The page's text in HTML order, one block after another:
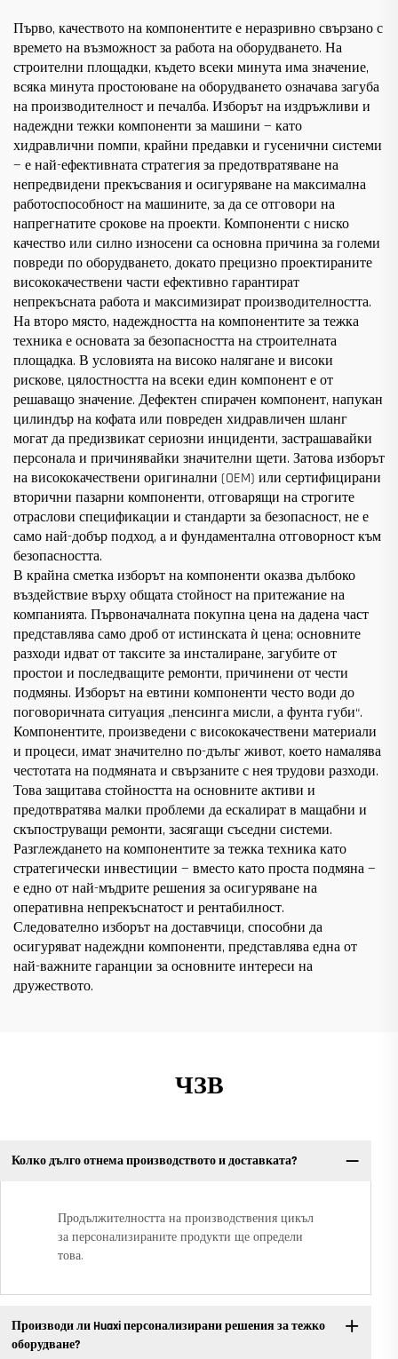
Първо, качеството на компонентите е неразривно свързано с
времето на възможност за работа на оборудването. На
строителни площадки, където всеки минута има значение,
всяка минута простоюване на оборудването означава загуба
на производителност и печалба. Изборът на издръжливи и
надеждни тежки компоненти за машини — като
хидравлични помпи, крайни предавки и гусенични системи
— е най-ефективната стратегия за предотвратяване на
непредвидени прекъсвания и осигуряване на максимална
работоспособност на машините, за да се отговори на
напрегнатите срокове на проекти. Компоненти с ниско
качество или силно износени са основна причина за големи
повреди по оборудването, докато прецизно проектираните
висококачествени части ефективно гарантират
непрекъсната работа и максимизират производителността.
На второ място, надеждността на компонентите за тежка
техника е основата за безопасността на строителната
площадка. В условията на високо налягане и високи
рискове, цялостността на всеки един компонент е от
решаващо значение. Дефектен спирачен компонент, напукан
цилиндър на кофата или повреден хидравличен шланг
могат да предизвикат сериозни инциденти, застрашавайки
персонала и причинявайки значителни щети. Затова изборът
на висококачествени оригинални (OEM) или сертифицирани
вторични пазарни компоненти, отговарящи на строгите
отраслови спецификации и стандарти за безопасност, не е
само най-добър подход, а и фундаментална отговорност към
безопасността.
В крайна сметка изборът на компоненти оказва дълбоко
въздействие върху общата стойност на притежание на
компанията. Първоначалната покупна цена на дадена част
представлява само дроб от истинската ѝ цена; основните
разходи идват от таксите за инсталиране, загубите от
простои и последващите ремонти, причинени от чести
подмяны. Изборът на евтини компоненти често води до
поговоричната ситуация „пенсинга мисли, а фунта губи“.
Компонентите, произведени с висококачествени материали
и процеси, имат значително по-дълъг живот, което намалява
честотата на подмяната и свързаните с нея трудови разходи.
Това защитава стойността на основните активи и
предотвратява малки проблеми да ескалират в мащабни и
скъпоструващи ремонти, засягащи съседни системи.
Разглеждането на компонентите за тежка техника като
стратегически инвестиции — вместо като проста подмяна —
е едно от най-мъдрите решения за осигуряване на
оперативна непрекъснатост и рентабилност.
Следователно изборът на доставчици, способни да
осигуряват надеждни компоненти, представлява една от
най-важните гаранции за основните интереси на
дружеството.
ЧЗВ
Колко дълго отнема производството и доставката?
Продължителността на производствения цикъл
за персонализираните продукти ще определи
това.
Производи ли Huaxi персонализирани решения за тежко
оборудване?